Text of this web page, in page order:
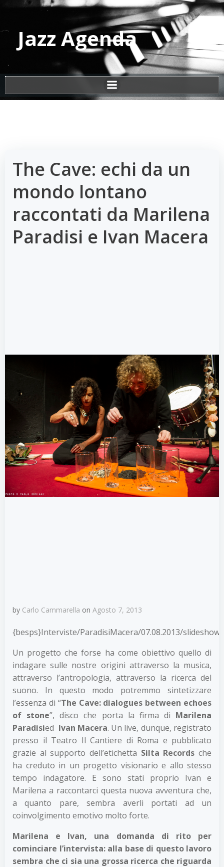
Vai
al
contenuto
Jazz Agenda
The Cave: echi da un
mondo lontano
raccontati da Marilena
Paradisi e Ivan Macera
by Carlo Cammarella on Agosto 7, 2013
{besps}Interviste/ParadisiMacera/07.08.2013/
Un progetto che forse ha come obiettivo quello di
indagare sulle nostre origini attraverso la musica,
attraverso l’antropologia, attraverso la ricerca del
suono. In questo modo potremmo sintetizzare
l’essenza di “The Cave: dialogues between echoes
of stone”, disco che porta la firma di Marilena
Paradisied Ivan Macera. Un live, dunque, registrato
presso il Teatro Il Cantiere di Roma e pubblicato
grazie al supporto dell’etichetta Silta Records che
ha creduto in un progetto visionario e allo stesso
tempo indagatore. E sono stati proprio Ivan e
Marilena a raccontarci questa nuova avventura che,
a quanto pare, sembra averli portati ad un
coinvolgimento emotivo molto forte.
Marilena e Ivan, una domanda di rito per
cominciare l’intervista: alla base di questo lavoro
sembra che ci sia una grossa ricerca che riguarda